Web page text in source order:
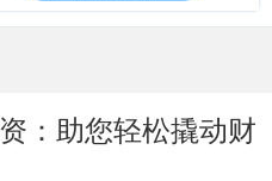
：助您轻松撬动财